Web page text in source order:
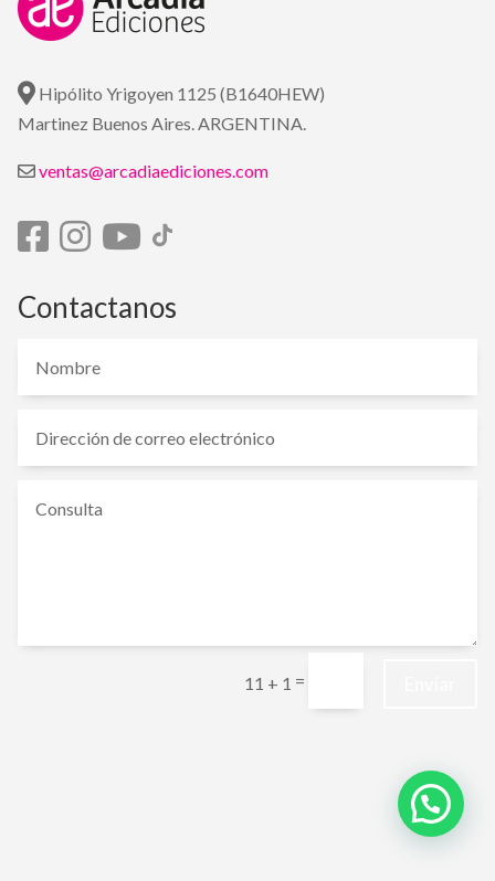
Hipólito Yrigoyen 1125 (B1640HEW)
Martinez Buenos Aires. ARGENTINA.
ventas@arcadiaediciones.com
Contactanos
11 + 1 =